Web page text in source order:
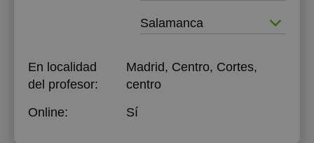
Salamanca
En localidad
del profesor:
Madrid, Centro, Cortes,
centro
Online:
Sí